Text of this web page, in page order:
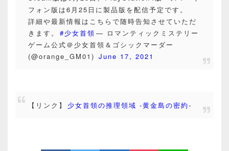
フォン版は6月25日に製品版を配信予定です。
詳細や最新情報はこちらで随時告知させていただ
きます。
#少女首領 — ロマンティックミステリー
ゲーム公式＠少女首領＆ゴシックマーダー
(@orange_GM01) June 17, 2021
【リンク】 少女首領の推理領域 -黄金島の密約-